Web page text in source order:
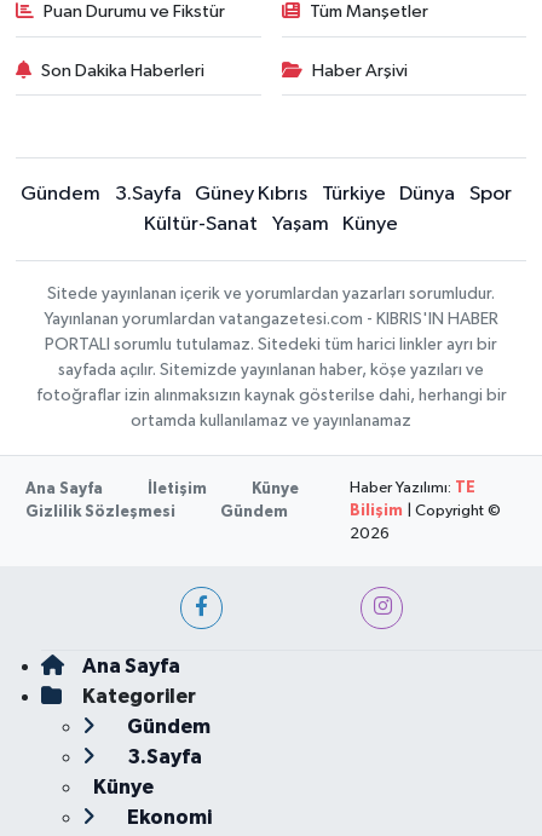
Puan Durumu ve Fikstür Tüm Manşetler
Son Dakika Haberleri Haber Arşivi
Gündem 3.Sayfa Güney Kıbrıs Türkiye Dünya
Spor
Kültür-Sanat
Yaşam Künye
Sitede yayınlanan içerik ve yorumlardan yazarları sorumludur.
Yayınlanan yorumlardan vatangazetesi.com - KIBRIS'IN HABER
PORTALI sorumlu tutulamaz. Sitedeki tüm harici linkler ayrı bir
sayfada açılır. Sitemizde yayınlanan haber, köşe yazıları ve
fotoğraflar izin alınmaksızın kaynak gösterilse dahi, herhangi bir
ortamda kullanılamaz ve yayınlanamaz
Ana Sayfa İletişim
Künye
Gizlilik Sözleşmesi
Gündem
Haber Yazılımı: TE
Bilişim | Copyright ©
2026
Ana Sayfa
Kategoriler
Gündem
3.Sayfa
Künye
Ekonomi